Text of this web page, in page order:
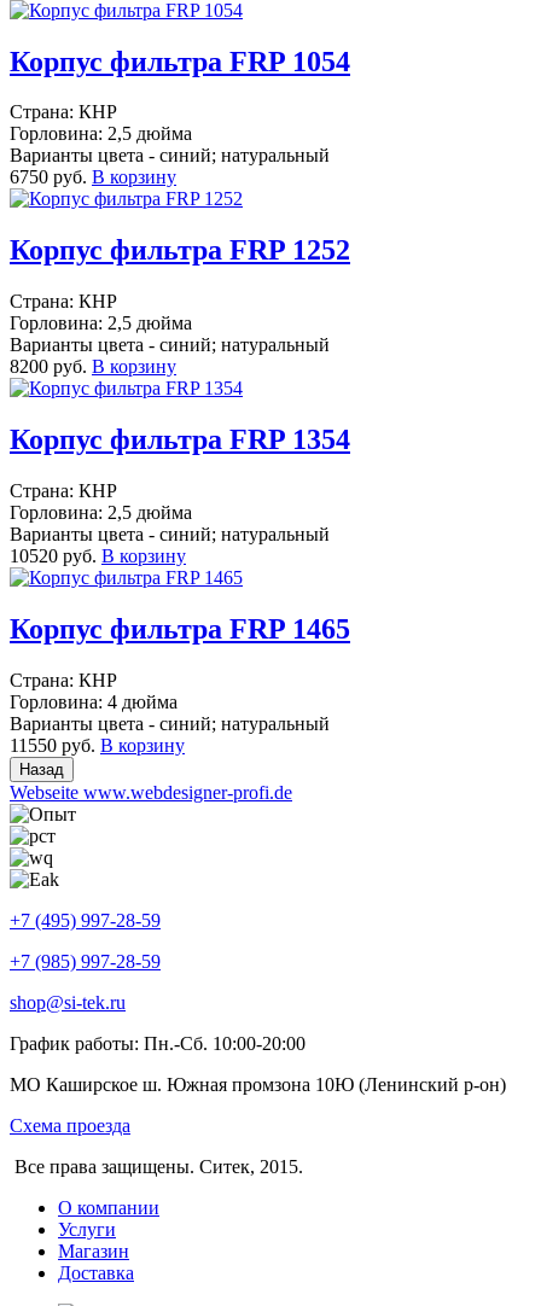
Корпус фильтра FRP 1054
Страна: КНР
Горловина: 2,5 дюйма
Варианты цвета - синий; натуральный
6750 руб. В корзину
Корпус фильтра FRP 1252
Страна: КНР
Горловина: 2,5 дюйма
Варианты цвета - синий; натуральный
8200 руб. В корзину
Корпус фильтра FRP 1354
Страна: КНР
Горловина: 2,5 дюйма
Варианты цвета - синий; натуральный
10520 руб. В корзину
Корпус фильтра FRP 1465
Страна: КНР
Горловина: 4 дюйма
Варианты цвета - синий; натуральный
11550 руб. В корзину
Webseite www.webdesigner-profi.de
+7 (495) 997-28-59
+7 (985) 997-28-59
shop@si-tek.ru
График работы: Пн.-Сб. 10:00-20:00
МО Каширское ш. Южная промзона 10Ю (Ленинский р-он)
Схема проезда
Все права защищены. Ситек, 2015.
О компании
Услуги
Магазин
Доставка